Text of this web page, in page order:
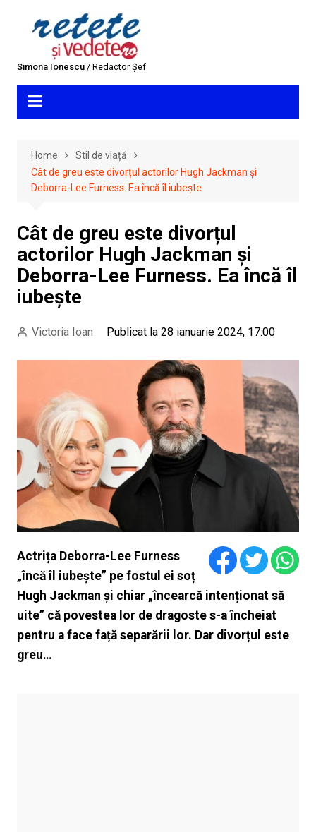
Simona Ionescu/ Redactor Șef
Home
Stil de viață
Cât de greu este divorțul actorilor Hugh Jackman și
Deborra-Lee Furness. Ea încă îl iubește
Cât de greu este divorțul
actorilor Hugh Jackman și
Deborra-Lee Furness. Ea încă îl
iubește
Victoria Ioan Publicat la 28 ianuarie 2024, 17:00
Actrița Deborra-Lee Furness
„încă îl iubește” pe fostul ei soț
Hugh Jackman și chiar „încearcă intenționat să
uite” că povestea lor de dragoste s-a încheiat
pentru a face față separării lor. Dar divorțul este
greu…